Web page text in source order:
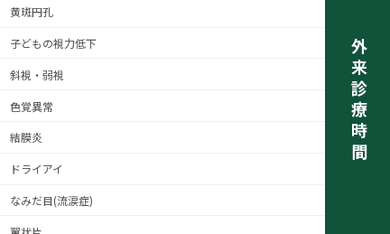
外来診療時間
黄斑円孔
子どもの視力低下
斜視・弱視
色覚異常
結膜炎
ドライアイ
なみだ目(流涙症)